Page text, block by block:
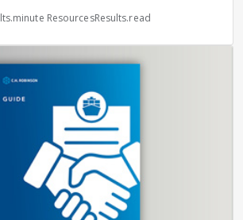
ResourcesResults.read